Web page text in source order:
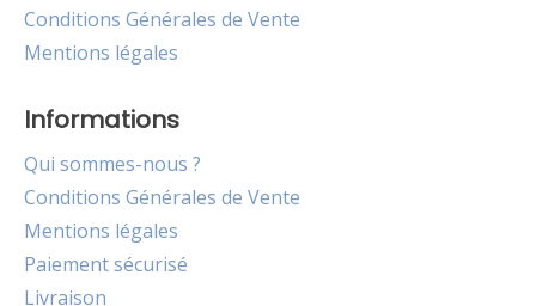
Conditions Générales de Vente
Mentions légales
Informations
Qui sommes-nous ?
Conditions Générales de Vente
Mentions légales
Paiement sécurisé
Livraison